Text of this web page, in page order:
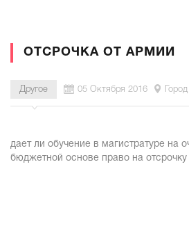
ОТСРОЧКА ОТ АРМИИ
Другое 05 Октября 2016
дает ли обучение в магистратуре на
бюджетной основе право на